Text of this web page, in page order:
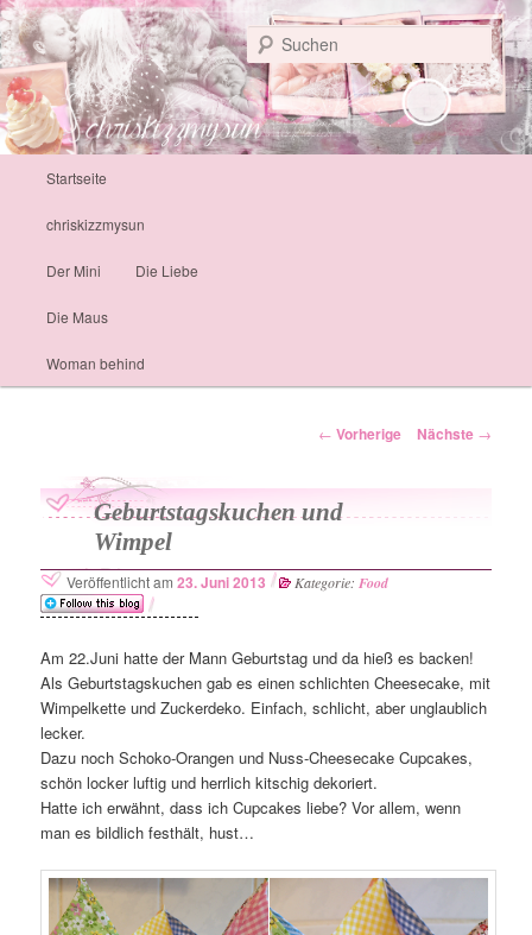
chriskizzmysun
Personal Life
Zum Inhalt wechseln
Startseite
chriskizzmysun
Der Mini Die Liebe
Die Maus
Woman behind
Artikelnavigation
← Vorherige Nächste →
Geburtstagskuchen und
Wimpel
Veröffentlicht am23. Juni 2013 Kategorie: Food
Am 22.Juni hatte der Mann Geburtstag und da hieß es backen!
Als Geburtstagskuchen gab es einen schlichten Cheesecake, mit
Wimpelkette und Zuckerdeko. Einfach, schlicht, aber unglaublich
lecker.
Dazu noch Schoko-Orangen und Nuss-Cheesecake Cupcakes,
schön locker luftig und herrlich kitschig dekoriert.
Hatte ich erwähnt, dass ich Cupcakes liebe? Vor allem, wenn
man es bildlich festhält, hust…